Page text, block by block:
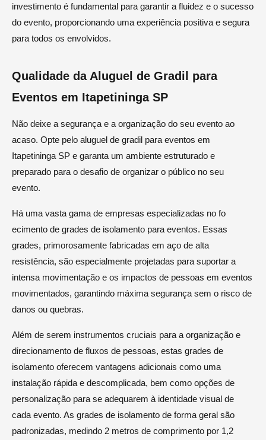
investimento é fundamental para garantir a fluidez e o sucesso
do evento, proporcionando uma experiência positiva e segura
para todos os envolvidos.
Qualidade da Aluguel de Gradil para
Eventos em Itapetininga SP
Não deixe a segurança e a organização do seu evento ao
acaso. Opte pelo aluguel de gradil para eventos em
Itapetininga SP e garanta um ambiente estruturado e
preparado para o desafio de organizar o público no seu
evento.
Há uma vasta gama de empresas especializadas no fo
ecimento de grades de isolamento para eventos. Essas
grades, primorosamente fabricadas em aço de alta
resistência, são especialmente projetadas para suportar a
intensa movimentação e os impactos de pessoas em eventos
movimentados, garantindo máxima segurança sem o risco de
danos ou quebras.
Além de serem instrumentos cruciais para a organização e
direcionamento de fluxos de pessoas, estas grades de
isolamento oferecem vantagens adicionais como uma
instalação rápida e descomplicada, bem como opções de
personalização para se adequarem à identidade visual de
cada evento. As grades de isolamento de forma geral são
padronizadas, medindo 2 metros de comprimento por 1,2